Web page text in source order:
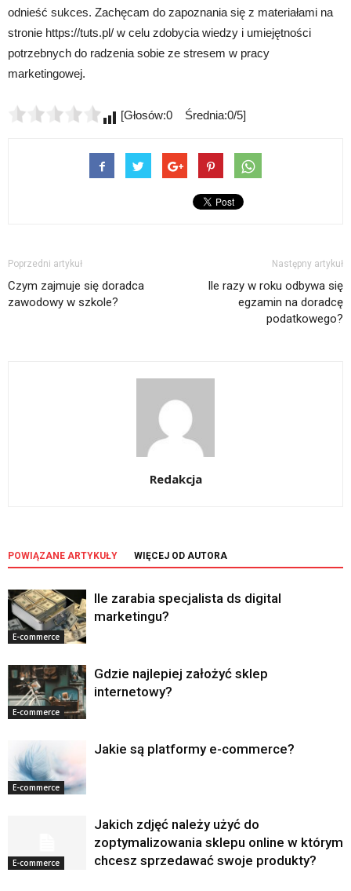
odnieść sukces. Zachęcam do zapoznania się z materiałami na
stronie https://tuts.pl/ w celu zdobycia wiedzy i umiejętności
potrzebnych do radzenia sobie ze stresem w pracy
marketingowej.
[Głosów:0 Średnia:0/5]
Poprzedni artykuł
Czym zajmuje się doradca
zawodowy w szkole?
Następny artykuł
Ile razy w roku odbywa się
egzamin na doradcę
podatkowego?
Redakcja
POWIĄZANE ARTYKUŁY WIĘCEJ OD AUTORA
E-commerce
Ile zarabia specjalista ds digital
marketingu?
E-commerce
Gdzie najlepiej założyć sklep
internetowy?
E-commerce
Jakie są platformy e-commerce?
E-commerce
Jakich zdjęć należy użyć do
zoptymalizowania sklepu online w którym
chcesz sprzedawać swoje produkty?